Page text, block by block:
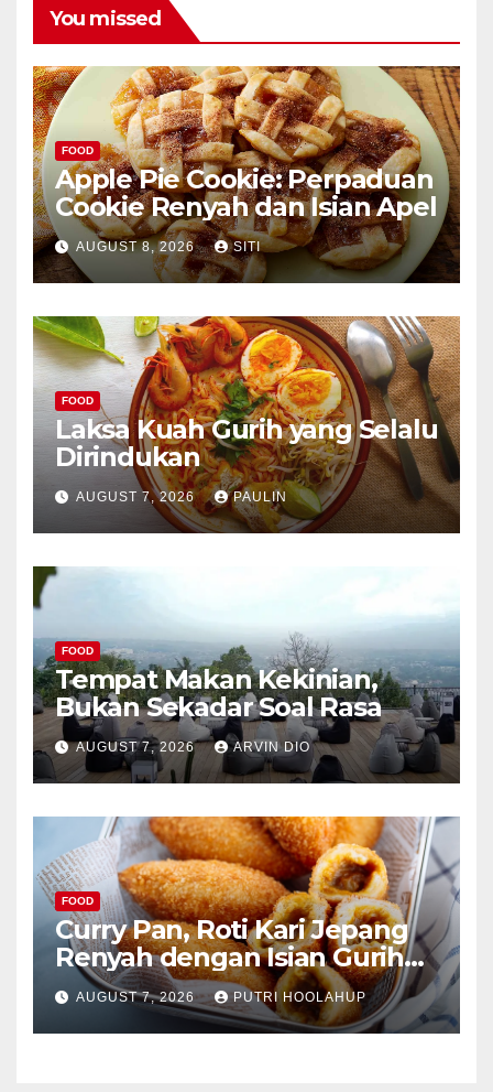
You missed
FOOD
Apple Pie Cookie: Perpaduan
Cookie Renyah dan Isian Apel
AUGUST 8, 2026 SITI
FOOD
Laksa Kuah Gurih yang Selalu
Dirindukan
AUGUST 7, 2026 PAULIN
FOOD
Tempat Makan Kekinian,
Bukan Sekadar Soal Rasa
AUGUST 7, 2026 ARVIN DIO
FOOD
Curry Pan, Roti Kari Jepang
Renyah dengan Isian Gurih
Menggoda
AUGUST 7, 2026 PUTRI HOOLAHUP